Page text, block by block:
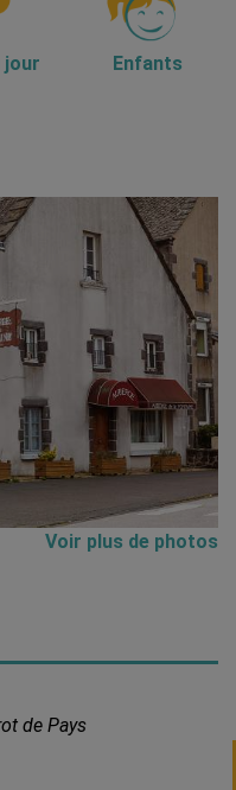
jour Enfants
Voir plus de photos
de Pays